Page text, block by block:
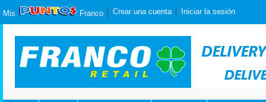
Mis Franco Crear una cuenta Iniciar la sesión